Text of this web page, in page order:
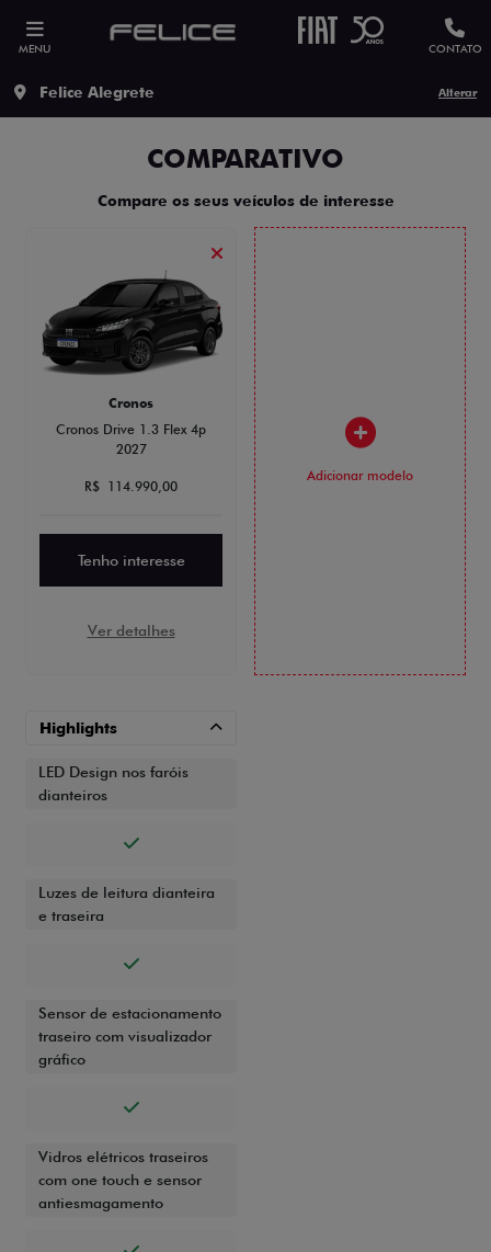
MENU CONTATO
Felice Alegrete Alterar
COMPARATIVO
Compare os seus veículos de interesse
Cronos
Cronos Drive 1.3 Flex 4p
2027
R$ 114.990,00
Tenho interesse
Ver detalhes
Adicionar modelo
Highlights
LED Design nos faróis
dianteiros
Luzes de leitura dianteira
e traseira
Sensor de estacionamento
traseiro com visualizador
gráfico
Vidros elétricos traseiros
com one touch e sensor
antiesmagamento